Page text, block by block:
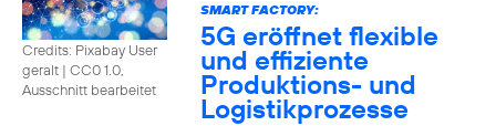
Credits: Pixabay User
geralt | CC0 1.0,
Ausschnitt bearbeitet
SMART FACTORY:
5G eröffnet flexible
und effiziente
Produktions- und
Logistikprozesse